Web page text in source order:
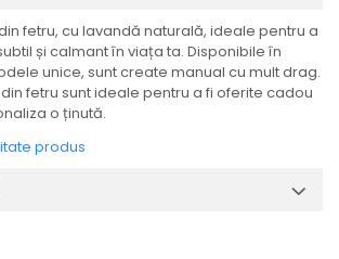
fetru, cu lavandă naturală, ideale pentru a
și calmant în viața ta. Disponibile în
unice, sunt create manual cu mult drag.
fetru sunt ideale pentru a fi oferite cadou
o ținută.
produs